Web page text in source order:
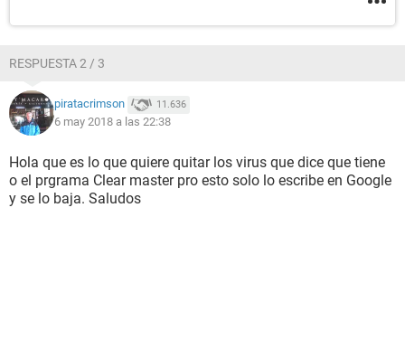
RESPUESTA 2 / 3
piratacrimson 11.636
6 may 2018 a las 22:38
Hola que es lo que quiere quitar los virus que dice que tiene
o el prgrama Clear master pro esto solo lo escribe en Google
y se lo baja. Saludos